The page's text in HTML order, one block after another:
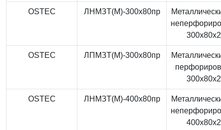
OSTEC ЛНМЗТ(М)-300x80пр
OSTEC ЛПМЗТ(М)-300x80пр
OSTEC ЛНМЗТ(М)-400x80пр